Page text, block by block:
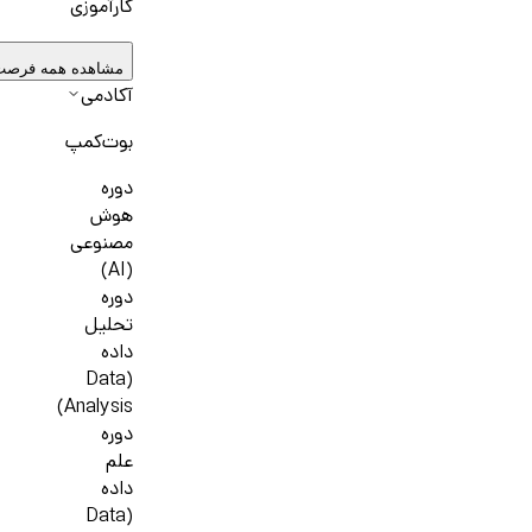
کارآموزی
مشاهده همه
آکادمی
بوت‌کمپ
دوره
هوش
مصنوعی
(AI)
دوره
تحلیل
داده
(Data
Analysis)
دوره
علم
داده
(Data